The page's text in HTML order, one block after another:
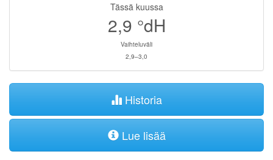
Tässä kuussa
2,9 °dH
Vaihteluväli
2,9–3,0
Historia
Lue lisää